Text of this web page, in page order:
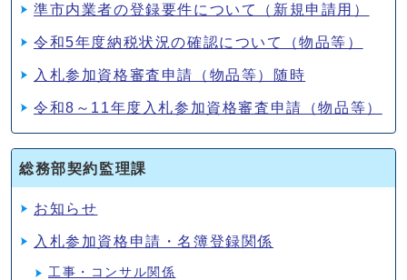
準市内業者の登録要件について（新規申請用）
令和5年度納税状況の確認について（物品等）
入札参加資格審査申請（物品等）随時
令和8～11年度入札参加資格審査申請（物品等）
総務部契約監理課
お知らせ
入札参加資格申請・名簿登録関係
工事・コンサル関係